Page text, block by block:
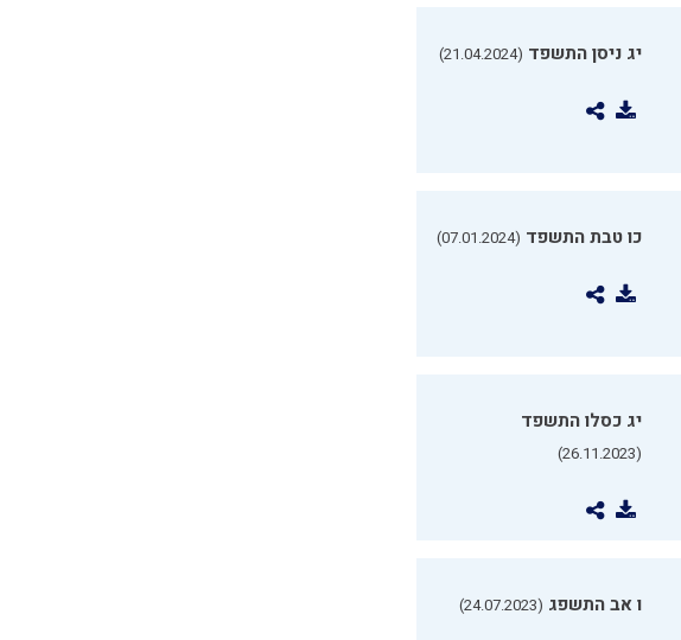
יג ניסן התשפד (21.04.2024)
כו טבת התשפד (07.01.2024)
יג כסלו התשפד
(26.11.2023)
ו אב התשפג (24.07.2023)